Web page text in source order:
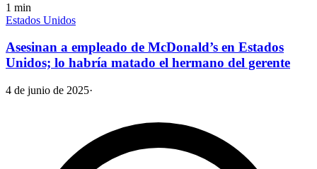
1 min
Estados Unidos
Asesinan a empleado de McDonald’s en Estados
Unidos; lo habría matado el hermano del gerente
4 de junio de 2025·